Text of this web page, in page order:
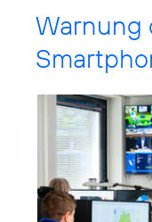
Warnung